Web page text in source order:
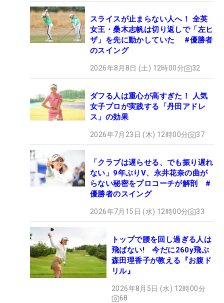
スライスが止まらない人へ！ 全英
女王・桑木志帆は切り返しで「左ヒ
ザ」を先に動かしていた #優勝者
のスイング
2026年8月8日 (土) 12時00分 32
ダフる人は重心が高すぎた！ 人気
女子プロが実践する「丹田アドレ
ス」の効果
2026年7月23日 (木) 12時00分 37
「クラブは遅らせる、でも振り遅れ
ない」9年ぶりV、永井花奈の曲が
らない秘密をプロコーチが解剖 #
優勝者のスイング
2026年7月15日 (水) 12時00分 33
トップで腰を回し過ぎる人は
飛ばない! 今だに260y飛ぶ
森田理香子が教える『お腹ド
リル』
2026年8月5日 (水) 12時00分
68